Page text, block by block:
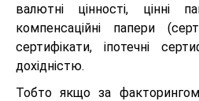
валютні цінності, цінні
компенсаційні папери
сертифікати, іпотечні
дохідністю.
Тобто якщо за